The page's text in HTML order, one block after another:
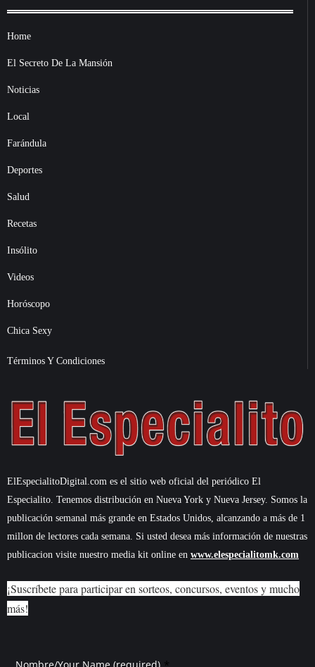
Home
El Secreto De La Mansión
Noticias
Local
Farándula
Deportes
Salud
Recetas
Insólito
Videos
Horóscopo
Chica Sexy
Términos Y Condiciones
ElEspecialitoDigital.com es el sitio web oficial del periódico El
Especialito. Tenemos distribución en Nueva York y Nueva Jersey. Somos la
publicación semanal más grande en Estados Unidos, alcanzando a más de 1
millon de lectores cada semana. Si usted desea más información de nuestras
publicacion visite nuestro media kit online en www.elespecialitomk.com
¡Suscríbete para participar en sorteos, concursos, eventos y mucho
más!
Nombre/Your Name (required) *